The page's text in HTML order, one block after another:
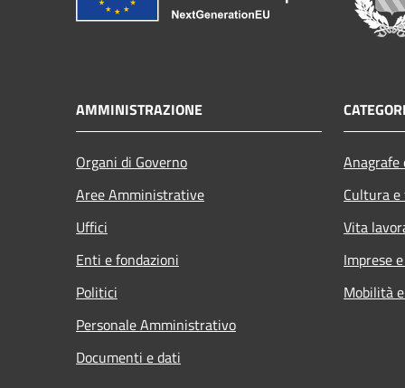
AMMINISTRAZIONE
Organi di Governo
Aree Amministrative
Uffici
Enti e fondazioni
Politici
Personale Amministrativo
Documenti e dati
Cultura
Vita
Imprese
Mobilità